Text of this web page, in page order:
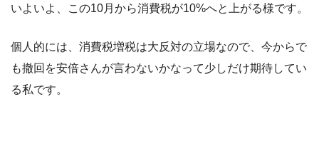
いよいよ、この10月から消費税が10%へと上がる様です。
個人的には、消費税増税は大反対の立場なので、今からで
も撤回を安倍さんが言わないかなって少しだけ期待してい
る私です。